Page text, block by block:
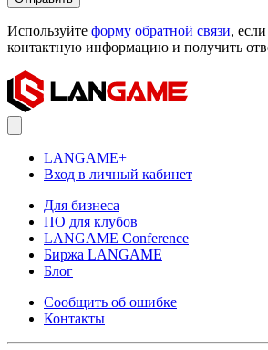
Используйте форму обратной связи,
контактную информацию и получить
LANGAME+
Вход в личный кабинет
Для бизнеса
ПО для клубов
LANGAME Conference
Биржа LANGAME
Блог
Сообщить об ошибке
Контакты